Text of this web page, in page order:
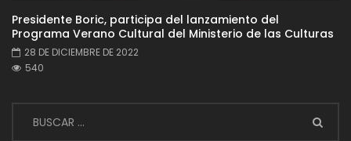
Presidente Boric, participa del lanzamiento del
Programa Verano Cultural del Ministerio de las Culturas
28 DE DICIEMBRE DE 2022
540